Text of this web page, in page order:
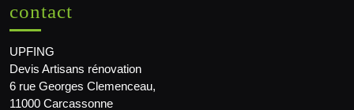
contact
UPFING
Devis Artisans rénovation
6 rue Georges Clemenceau,
11000 Carcassonne